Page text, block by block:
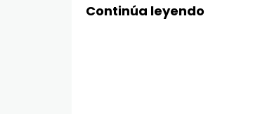
Continúa leyendo